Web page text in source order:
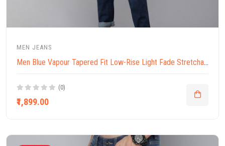
MEN JEANS
Men Blue Vapour Tapered Fit Low-Rise Light Fade Stretchable Jeans
(0)
₹1,899.00